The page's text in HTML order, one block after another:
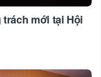
trách mới tại Hội